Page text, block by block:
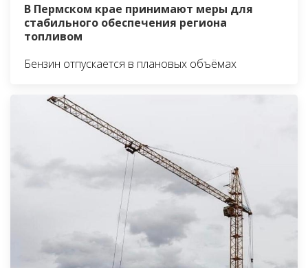
В Пермском крае принимают меры для
стабильного обеспечения региона
топливом
Бензин отпускается в плановых объёмах